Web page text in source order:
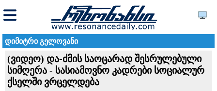
დიმიტრი გელოვანი
(ვიდეო) და-ძმის საოცარად შესრულებული
სიმღერა - სასიამოვნო კადრები სოციალურ
ქსელში ვრცელდება